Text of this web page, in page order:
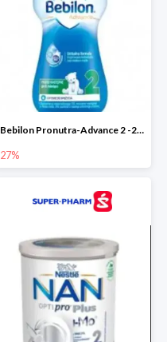
Bebilon Pronutra-Advance 2 -27%
27%